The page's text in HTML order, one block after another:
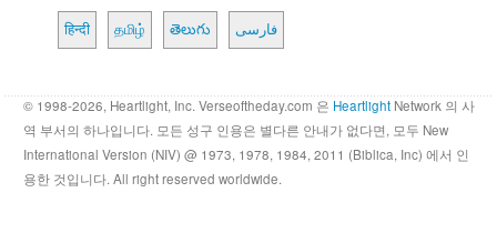
हिन्दी தமிழ் తెలుగు فارسی
© 1998-2026, Heartlight, Inc. Verseoftheday.com 은 Heartlight Network 의 사
역 부서의 하나입니다. 모든 성구 인용은 별다른 안내가 없다면, 모두 New
International Version (NIV) @ 1973, 1978, 1984, 2011 (Biblica, Inc) 에서 인
용한 것입니다. All right reserved worldwide.